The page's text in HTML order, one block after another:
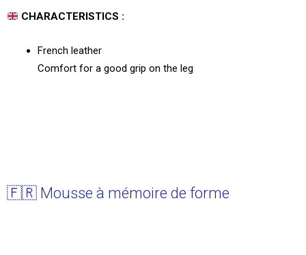
CHARACTERISTICS :
French leather
Comfort for a good grip on the leg
🇫🇷 Mousse à mémoire de forme